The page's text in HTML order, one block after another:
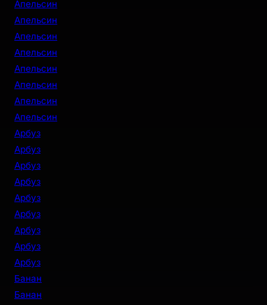
Апельсин
Апельсин
Апельсин
Апельсин
Апельсин
Апельсин
Апельсин
Апельсин
Арбуз
Арбуз
Арбуз
Арбуз
Арбуз
Арбуз
Арбуз
Арбуз
Арбуз
Банан
Банан